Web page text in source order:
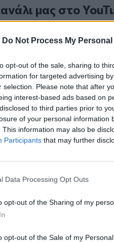
Do Not Process My
opt-out of the sale, sharing to
for targeted advertising
selection. Please note that after
interest-based ads based on
to third parties prior to
of your personal information
This information may also be
Participants that may further
Data Processing Opt Outs
opt-out of the Sharing of my
opt-out of the Sale of my Personal
μας στο
TAGS
Παιδιά Πολυκατοικία
ΕΊΔΗΣΗ